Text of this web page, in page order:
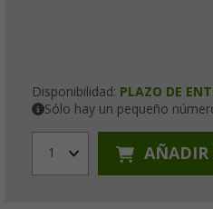
Disponibilidad: PLAZO DE
Sólo hay un pequeño
1 AÑADIR